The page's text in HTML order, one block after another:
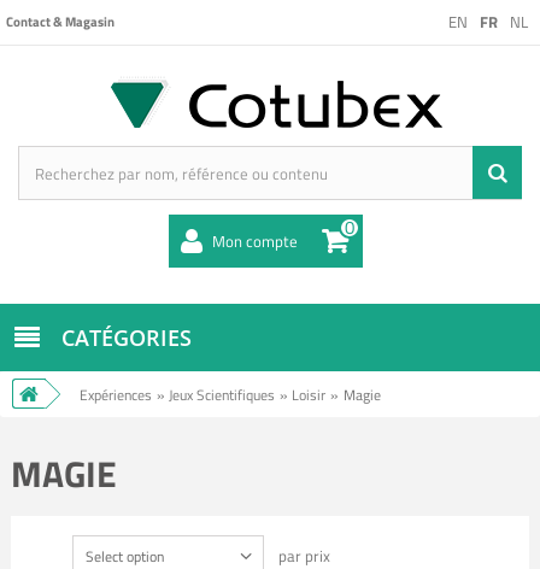
EN FR NL
Contact & Magasin
Mon compte 0
CATÉGORIES
Expériences » Jeux Scientifiques » Loisir » Magie
MAGIE
Select option par prix